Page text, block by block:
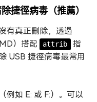
捷徑病毒（推薦）
有真正刪除，透過
）搭配
attrib
指
USB 捷徑病毒最常用
例如 E: 或 F:）。可以